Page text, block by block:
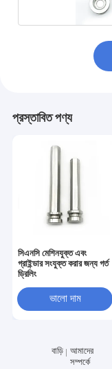
প্রস্তাবিত পণ্য
সিএনসি মেশিনযুক্ত এবং
গ্রাইন্ডার সংযুক্ত করার জন্য গর্ত
ড্রিলিং
ভালো দাম
বাড়ি
আমাদের
সম্পর্কে